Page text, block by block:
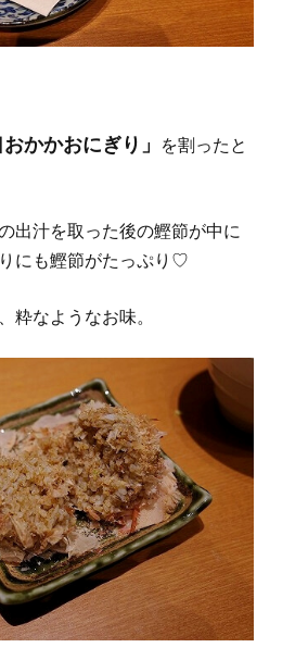
おかかおにぎり」
を割ったと
出汁を取った後の鰹節が中に
にも鰹節がたっぷり♡
粋なようなお味。